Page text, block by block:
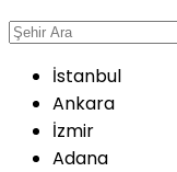
İstanbul
Ankara
İzmir
Adana